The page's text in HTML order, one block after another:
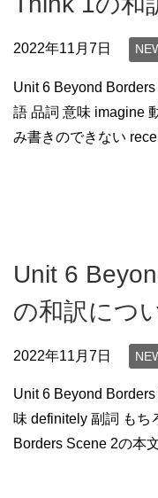
2022年11月7日
Unit 6 Beyond
語 品詞 意味 imagine
み書きのできない
Unit 6
の和訳につ
2022年11月7日
Unit 6 Beyond
味 definitely 副詞 も
Borders Scene 2の本